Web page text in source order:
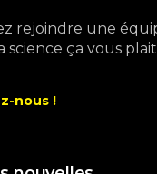
rejoindre une
science ça vous
nous !